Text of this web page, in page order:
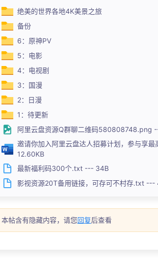
绝美的世界各地4K美景之旅
备份
6：原神PV
5：电影
4：电视剧
3：国漫
2：日漫
1：待更新
阿里云盘资源Q群聊二维码580808748.png
邀请你加入阿里云盘达人招募计划，参与享
12.60KB
最新福利码300个.txt --- 34B
影视资源20T备用链接，可存可不村存.txt ---
本帖含有隐藏内容，请您回复后查看